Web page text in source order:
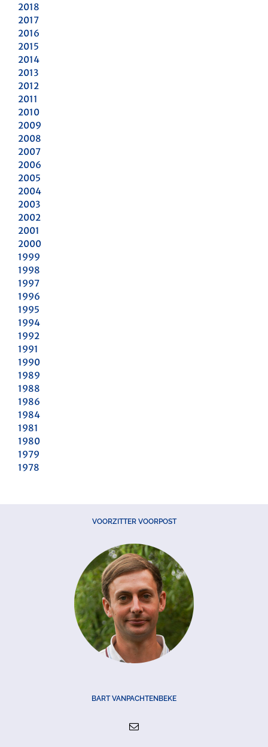
2018
2017
2016
2015
2014
2013
2012
2011
2010
2009
2008
2007
2006
2005
2004
2003
2002
2001
2000
1999
1998
1997
1996
1995
1994
1992
1991
1990
1989
1988
1986
1984
1981
1980
1979
1978
VOORZITTER VOORPOST
BART VANPACHTENBEKE